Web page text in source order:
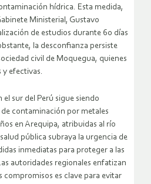
hídrica. Esta medida,
Ministerial, Gustavo
de estudios durante 60 días
la desconfianza persiste
civil de Moquegua, quienes
y efectivas.
sur del Perú sigue siendo
contaminación por metales
en Arequipa, atribuidas al río
pública subraya la urgencia de
inmediatas para proteger a las
autoridades regionales enfatizan
compromisos es clave para evitar